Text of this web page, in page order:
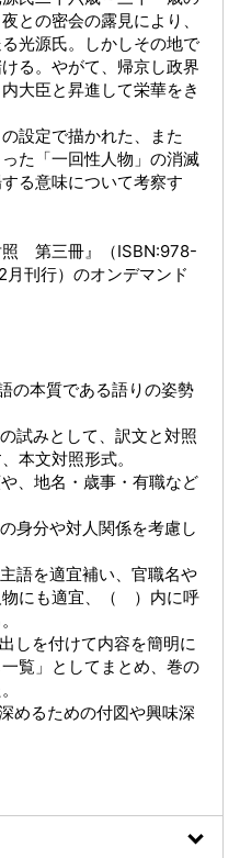
との密会の露見により、
光源氏。しかしその地で
る。やがて、帰京し政界
大臣と昇進して栄華をき
設定で描かれた、また
た「一回性人物」の消滅
る意味について考察す
第三冊』（ISBN:978-
刊行）のオンデマンド
の本質である語りの姿勢
試みとして、訳文と対照
本文対照形式。
、地名・歳事・有職など
身分や対人関係を考慮し
語を適宜補い、官職名や
物にも適宜、（ ）内に呼
しを付けて内容を簡明に
覧」としてまとめ、巻の
めるための付図や興味深